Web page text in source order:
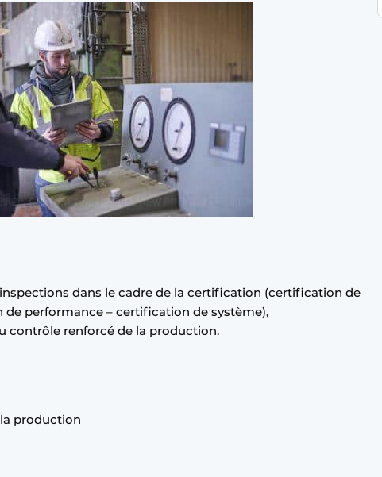
dans le cadre de la certification (certification de
performance – certification de système),
contrôle renforcé de la production.
production